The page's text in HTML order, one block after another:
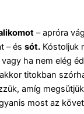
– apróra
– éssót. Kóstoljuk
ha nem elég
titokban
amíg
most az